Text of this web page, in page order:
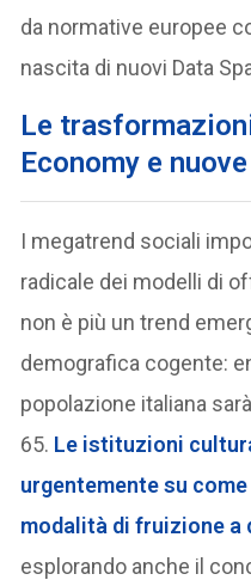
da normative europee
nascita di nuovi Data
Le
Economy e
I megatrend sociali
radicale dei modelli di
non è più un trend
demografica cogente:
popolazione italiana
65. Le istituzioni
urgentemente su
modalità di fruizione a
esplorando anche il